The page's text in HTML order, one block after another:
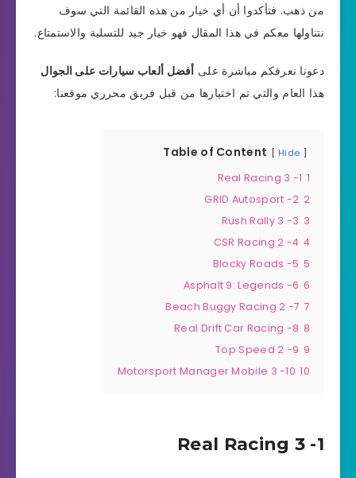
من ذهب. فتأكدوا أن أي خيار من هذه القائمة التي سوف
نتناولها معكم في هذا المقال فهو خيار جيد للتسلية والاستمتاع.
دعونا نعرفكم مباشرة على أفضل ألعاب سيارات على الجوال
هذا العام والتي تم اختيارها من قبل فريق محرري موقعنا:
Table of Content Hide
1
1- Real Racing 3
2
2- GRID Autosport
3
3- Rush Rally 3
4
4- CSR Racing 2
5
5- Blocky Roads
6
6- Asphalt 9: Legends
7
7- Beach Buggy Racing 2
8
8- Real Drift Car Racing
9
9- Top Speed 2
10
10- Motorsport Manager Mobile 3
1- Real Racing 3